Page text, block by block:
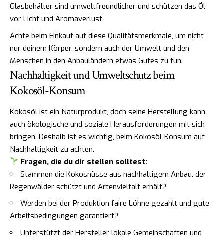
Glasbehälter sind umweltfreundlicher und schützen das Öl
vor Licht und Aromaverlust.
Achte beim Einkauf auf diese Qualitätsmerkmale, um nicht
nur deinem Körper, sondern auch der Umwelt und den
Menschen in den Anbauländern etwas Gutes zu tun.
Nachhaltigkeit und Umweltschutz beim
Kokosöl-Konsum
Kokosöl ist ein Naturprodukt, doch seine Herstellung kann
auch ökologische und soziale Herausforderungen mit sich
bringen. Deshalb ist es wichtig, beim Kokosöl-Konsum auf
Nachhaltigkeit zu achten.
Fragen, die du dir stellen solltest:
Stammen die Kokosnüsse aus nachhaltigem Anbau, der
Regenwälder schützt und Artenvielfalt erhält?
Werden bei der Produktion faire Löhne gezahlt und gute
Arbeitsbedingungen garantiert?
Unterstützt der Hersteller lokale Gemeinschaften und